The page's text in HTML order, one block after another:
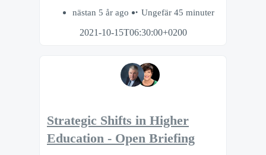
nästan 5 år ago
Ungefär 45 minuter
2021-10-15T06:30:00+0200
Strategic Shifts in Higher
Education - Open Briefing